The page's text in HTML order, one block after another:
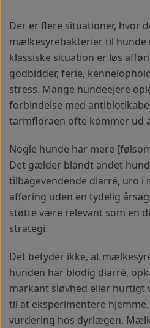
Der er flere situationer, hvor
mælkesyrebakterier til hunde
klassiske situation er løs
godbidder, ferie,
stress. Mange hundeejere
forbindelse med
tarmfloraen ofte kommer ud
Nogle hunde har mere
Det gælder blandt andet
tilbagevendende diarré, uro i
afføring uden en tydelig
støtte være relevant som en
strategi.
Det betyder ikke, at
hunden har blodig diarré,
markant sløvhed eller hurtigt
til at eksperimentere
vurdering hos dyrlægen.